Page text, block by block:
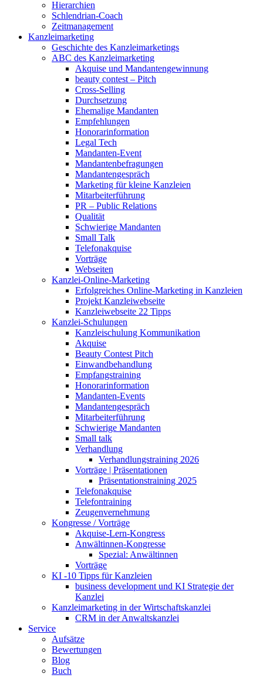
Hierarchien
Schlendrian-Coach
Zeitmanagement
Kanzleimarketing
Geschichte des Kanzleimarketings
ABC des Kanzleimarketing
Akquise und Mandantengewinnung
beauty contest – Pitch
Cross-Selling
Durchsetzung
Ehemalige Mandanten
Empfehlungen
Honorarinformation
Legal Tech
Mandanten-Event
Mandantenbefragungen
Mandantengespräch
Marketing für kleine Kanzleien
Mitarbeiterführung
PR – Public Relations
Qualität
Schwierige Mandanten
Small Talk
Telefonakquise
Vorträge
Webseiten
Kanzlei-Online-Marketing
Erfolgreiches Online-Marketing in Kanzleien
Projekt Kanzleiwebseite
Kanzleiwebseite 22 Tipps
Kanzlei-Schulungen
Kanzleischulung Kommunikation
Akquise
Beauty Contest Pitch
Einwandbehandlung
Empfangstraining
Honorarinformation
Mandanten-Events
Mandantengespräch
Mitarbeiterführung
Schwierige Mandanten
Small talk
Verhandlung
Verhandlungstraining 2026
Vorträge | Präsentationen
Präsentationstraining 2025
Telefonakquise
Telefontraining
Zeugenvernehmung
Kongresse / Vorträge
Akquise-Lern-Kongress
Anwältinnen-Kongresse
Spezial: Anwältinnen
Vorträge
KI -10 Tipps für Kanzleien
business development und KI Strategie der
Kanzlei
Kanzleimarketing in der Wirtschaftskanzlei
CRM in der Anwaltskanzlei
Service
Aufsätze
Bewertungen
Blog
Buch